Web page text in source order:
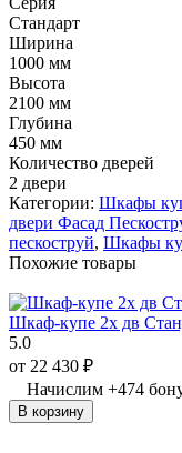
Стандарт
Ширина
1000 мм
Высота
2100 мм
Глубина
450 мм
Количество дверей
2 двери
Категории: Шкафы
двери Фасад
пескоструй, Шкафы
Похожие товары
Шкаф-купе 2х дв
5.0
от 22 430 ₽
Начислим +474
В корзину